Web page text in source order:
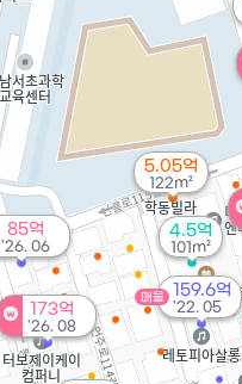
173억
'26. 08
159.6억
'22. 05
매물
85억
'26. 06
5.05억
122m²
4.5억
101m²